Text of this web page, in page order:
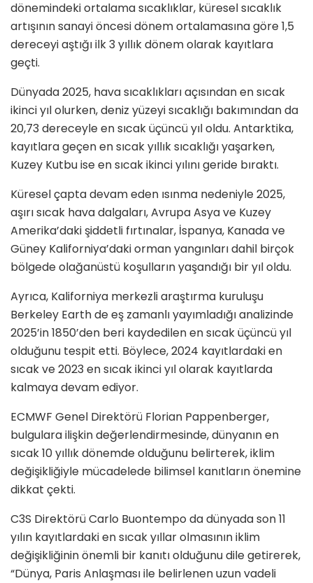
dönemindeki ortalama sıcaklıklar, küresel sıcaklık
artışının sanayi öncesi dönem ortalamasına göre 1,5
dereceyi aştığı ilk 3 yıllık dönem olarak kayıtlara
geçti.
Dünyada 2025, hava sıcaklıkları açısından en sıcak
ikinci yıl olurken, deniz yüzeyi sıcaklığı bakımından da
20,73 dereceyle en sıcak üçüncü yıl oldu. Antarktika,
kayıtlara geçen en sıcak yıllık sıcaklığı yaşarken,
Kuzey Kutbu ise en sıcak ikinci yılını geride bıraktı.
Küresel çapta devam eden ısınma nedeniyle 2025,
aşırı sıcak hava dalgaları, Avrupa Asya ve Kuzey
Amerika’daki şiddetli fırtınalar, İspanya, Kanada ve
Güney Kaliforniya’daki orman yangınları dahil birçok
bölgede olağanüstü koşulların yaşandığı bir yıl oldu.
Ayrıca, Kaliforniya merkezli araştırma kuruluşu
Berkeley Earth de eş zamanlı yayımladığı analizinde
2025’in 1850’den beri kaydedilen en sıcak üçüncü yıl
olduğunu tespit etti. Böylece, 2024 kayıtlardaki en
sıcak ve 2023 en sıcak ikinci yıl olarak kayıtlarda
kalmaya devam ediyor.
ECMWF Genel Direktörü Florian Pappenberger,
bulgulara ilişkin değerlendirmesinde, dünyanın en
sıcak 10 yıllık dönemde olduğunu belirterek, iklim
değişikliğiyle mücadelede bilimsel kanıtların önemine
dikkat çekti.
C3S Direktörü Carlo Buontempo da dünyada son 11
yılın kayıtlardaki en sıcak yıllar olmasının iklim
değişikliğinin önemli bir kanıtı olduğunu dile getirerek,
“Dünya, Paris Anlaşması ile belirlenen uzun vadeli